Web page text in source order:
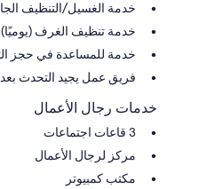
خدمة الغسيل/التنظيف
خدمة تنظيف الغرف (يوميًا)
خدمة للمساعدة في حجز
فريق عمل يجيد التحدث
خدمات رجال الأعمال
3 قاعات اجتماعات
مركز لرجال الأعمال
مكتب كمبيوتر